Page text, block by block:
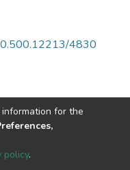
4830
for the
policy.